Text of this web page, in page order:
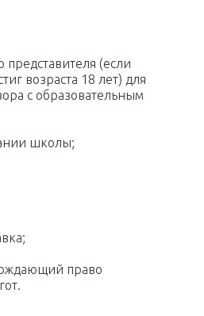
представителя (если
возраста 18 лет) для
с образовательным
школы;
право